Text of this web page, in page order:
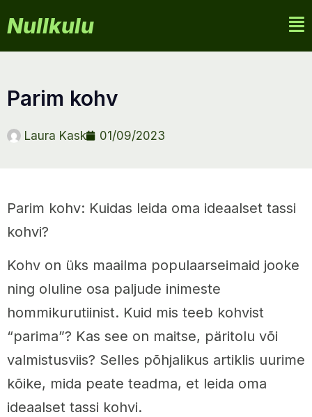
Nullkulu
parim kohv
Laura Kask 01/09/2023
Parim kohv: Kuidas leida oma ideaalset tassi
kohvi?
Kohv on üks maailma populaarseimaid jooke
ning oluline osa paljude inimeste
hommikurutiinist. Kuid mis teeb kohvist
“parima”? Kas see on maitse, päritolu või
valmistusviis? Selles põhjalikus artiklis uurime
kõike, mida peate teadma, et leida oma
ideaalset tassi kohvi.